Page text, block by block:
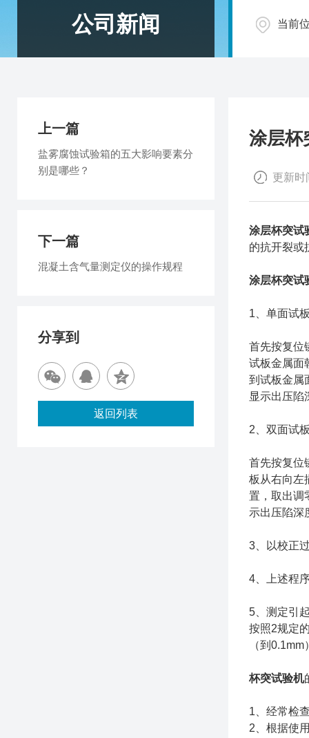
公司新闻 当前
涂层杯
更新时
涂层杯突试
的抗开裂或
涂层杯突试
1、单面试
首先按复位
试板金属面
到试板金属
显示出压陷
2、双面试
首先按复位
板从右向左
置，取出调
示出压陷深
3、以校正
4、上述程
5、测定引
按照2规定
（到0.1mm
杯突试验机
1、经常检
2、根据使
上一篇
盐雾腐蚀试验箱的五大影响要素分
别是哪些？
下一篇
混凝土含气量测定仪的操作规程
分享到
返回列表